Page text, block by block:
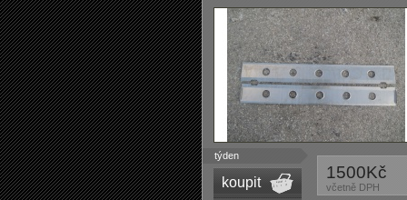
1500Kč
včetně DPH
týden
koupit